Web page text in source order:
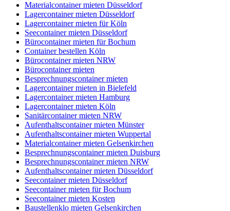
Materialcontainer mieten Düsseldorf
Lagercontainer mieten Düsseldorf
Lagercontainer mieten für Köln
Seecontainer mieten Düsseldorf
Bürocontainer mieten für Bochum
Container bestellen Köln
Bürocontainer mieten NRW
Bürocontainer mieten
Besprechnungscontainer mieten
Lagercontainer mieten in Bielefeld
Lagercontainer mieten Hamburg
Lagercontainer mieten Köln
Sanitärcontainer mieten NRW
Aufenthaltscontainer mieten Münster
Aufenthaltscontainer mieten Wuppertal
Materialcontainer mieten Gelsenkirchen
Besprechnungscontainer mieten Duisburg
Besprechnungscontainer mieten NRW
Aufenthaltscontainer mieten Düsseldorf
Seecontainer mieten Düsseldorf
Seecontainer mieten für Bochum
Seecontainer mieten Kosten
Baustellenklo mieten Gelsenkirchen